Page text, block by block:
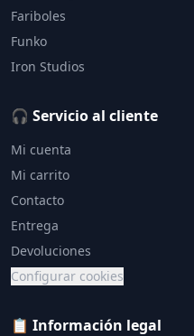
Fariboles
Funko
Iron Studios
🎧 Servicio al cliente
Mi cuenta
Mi carrito
Contacto
Entrega
Devoluciones
Configurar cookies
📋 Información legal